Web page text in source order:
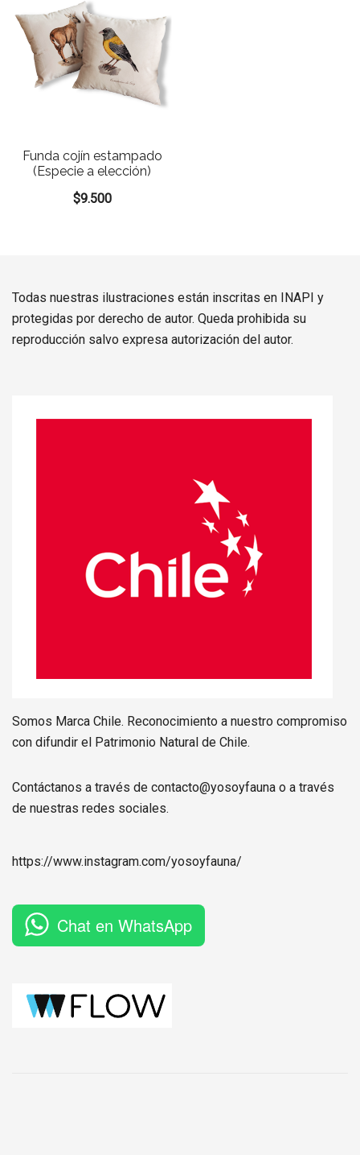
Funda cojín estampado
(Especie a elección)
$9.500
Todas nuestras ilustraciones están inscritas en INAPI y
protegidas por derecho de autor. Queda prohibida su
reproducción salvo expresa autorización del autor.
Somos Marca Chile. Reconocimiento a nuestro compromiso
con difundir el Patrimonio Natural de Chile.
Contáctanos a través de contacto@yosoyfauna o a través
de nuestras redes sociales.
https://www.instagram.com/yosoyfauna/
Chat en WhatsApp